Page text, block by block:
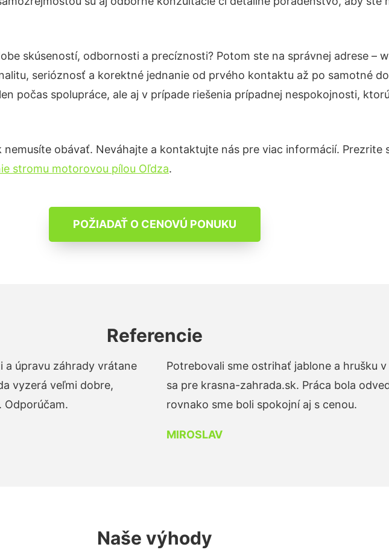
skúseností, odbornosti a precíznosti? Potom ste na správnej adrese –
serióznosť a korektné jednanie od prvého kontaktu až po samotné
počas spolupráce, ale aj v prípade riešenia prípadnej nespokojnosti,
nemusíte obávať. Neváhajte a kontaktujte nás pre viac informácií. Prezrite
stromu motorovou pílou Oľdza.
POŽIADAŤ O CENOVÚ PONUKU
Referencie
a úpravu záhrady vrátane
vyzerá veľmi dobre,
Odporúčam.
Potrebovali sme ostrihať jablone a hrušku
sa pre krasna-zahrada.sk. Práca bola
rovnako sme boli spokojní aj s cenou.
MIROSLAV
Naše výhody